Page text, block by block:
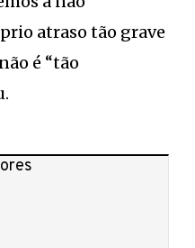
atraso tão grave
é “tão